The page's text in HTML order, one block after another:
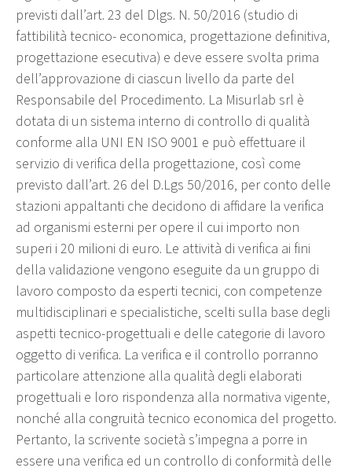
previsti dall’art. 23 del Dlgs. N. 50/2016 (studio di
fattibilità tecnico- economica, progettazione definitiva,
progettazione esecutiva) e deve essere svolta prima
dell’approvazione di ciascun livello da parte del
Responsabile del Procedimento. La Misurlab srl è
dotata di un sistema interno di controllo di qualità
conforme alla UNI EN ISO 9001 e può effettuare il
servizio di verifica della progettazione, così come
previsto dall’art. 26 del D.Lgs 50/2016, per conto delle
stazioni appaltanti che decidono di affidare la verifica
ad organismi esterni per opere il cui importo non
superi i 20 milioni di euro. Le attività di verifica ai fini
della validazione vengono eseguite da un gruppo di
lavoro composto da esperti tecnici, con competenze
multidisciplinari e specialistiche, scelti sulla base degli
aspetti tecnico-progettuali e delle categorie di lavoro
oggetto di verifica. La verifica e il controllo porranno
particolare attenzione alla qualità degli elaborati
progettuali e loro rispondenza alla normativa vigente,
nonché alla congruità tecnico economica del progetto.
Pertanto, la scrivente società s’impegna a porre in
essere una verifica ed un controllo di conformità delle